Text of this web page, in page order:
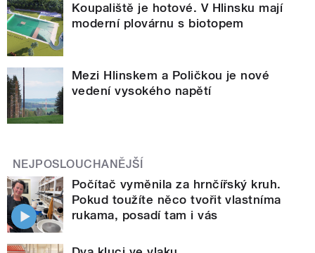
Koupaliště je hotové. V Hlinsku mají
moderní plovárnu s biotopem
Mezi Hlinskem a Poličkou je nové
vedení vysokého napětí
NEJPOSLOUCHANĚJŠÍ
Počítač vyměnila za hrnčířský kruh.
Pokud toužíte něco tvořit vlastníma
rukama, posadí tam i vás